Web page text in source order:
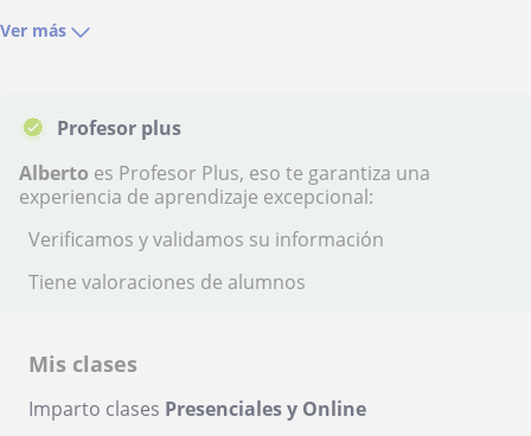
Ver más
Profesor plus
Alberto es Profesor Plus, eso te garantiza una
experiencia de aprendizaje excepcional:
Verificamos y validamos su información
Tiene valoraciones de alumnos
Mis clases
Imparto clases Presenciales y Online